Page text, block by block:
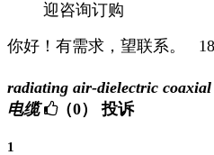
迎咨询订购
你好！有需求，望联系。
radiating air-dielectric
电缆
（0） 投诉
1